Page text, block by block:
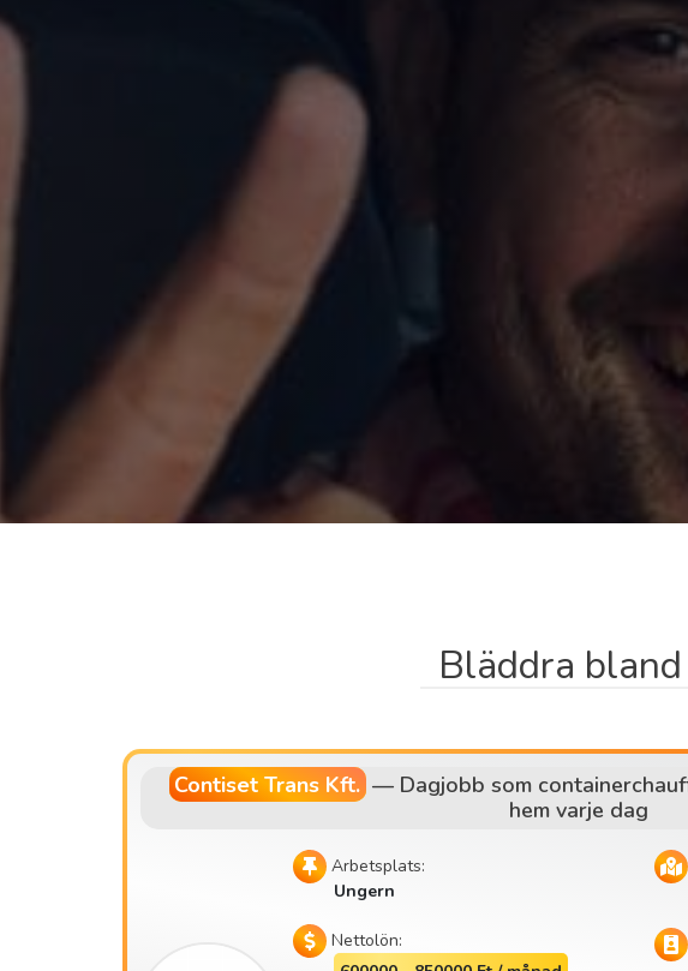
Bläddra
Contiset Trans Kft.— Dagjobb som
hem varje dag
Arbetsplats:
Ungern
Nettolön: